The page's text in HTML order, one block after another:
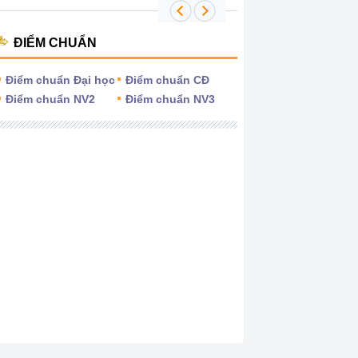
ĐIỂM CHUẨN
Điểm chuẩn Đại học
Điểm chuẩn CĐ
Điểm chuẩn NV2
Điểm chuẩn NV3